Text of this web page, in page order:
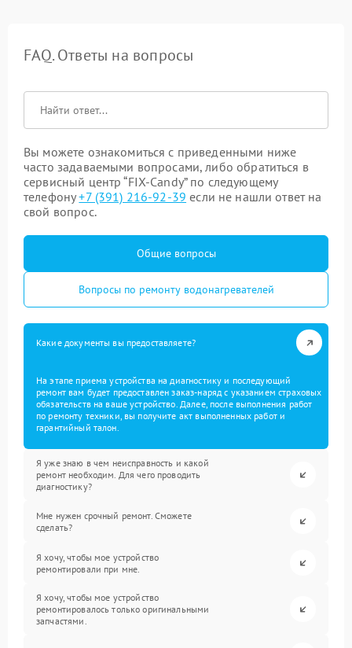
FAQ. Ответы на вопросы
Вы можете ознакомиться с приведенными ниже
часто задаваемыми вопросами, либо обратиться в
сервисный центр “FIX-Candy” по следующему
телефону+7 (391) 216-92-39 если не нашли ответ на
свой вопрос.
Общие вопросы
Вопросы по ремонту водонагревателей
Какие документы вы предоставляете?
На этапе приема устройства на диагностику и последующий
ремонт вам будет предоставлен заказ-наряд с указанием страховых
обязательств на ваше устройство. Далее, после выполнения работ
по ремонту техники, вы получите акт выполненных работ и
гарантийный талон.
Я уже знаю в чем неисправность и какой
ремонт необходим. Для чего проводить
диагностику?
Мне нужен срочный ремонт. Сможете
сделать?
Я хочу, чтобы мое устройство
ремонтировали при мне.
Я хочу, чтобы мое устройство
ремонтировалось только оригинальными
запчастями.